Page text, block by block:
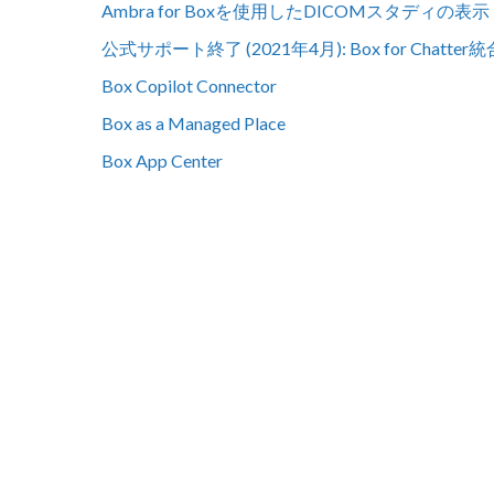
Ambra for Boxを使用したDICOMスタディの表示
公式サポート終了 (2021年4月): Box for Chatter統
Box Copilot Connector
Box as a Managed Place
Box App Center